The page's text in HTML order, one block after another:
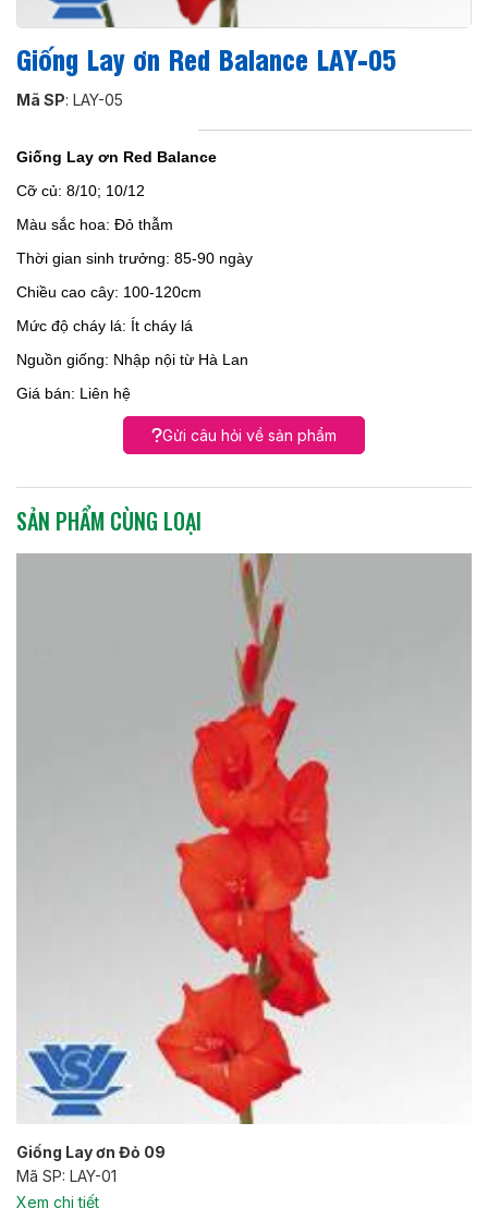
Giống Lay ơn Red Balance LAY-05
Mã SP: LAY-05
Giống Lay ơn Red Balance
Cỡ củ: 8/10; 10/12
Màu sắc hoa: Đỏ thẫm
Thời gian sinh trưởng: 85-90 ngày
Chiều cao cây: 100-120cm
Mức độ cháy lá: Ít cháy lá
Nguồn giống: Nhập nội từ Hà Lan
Giá bán: Liên hệ
Gửi câu hỏi về sản phẩm
SẢN PHẨM CÙNG LOẠI
Giống Lay ơn Đỏ 09
Mã SP: LAY-01
Xem chi tiết